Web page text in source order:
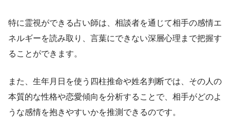
特に霊視ができる占い師は、相談者を通じて相手の感情エ
ネルギーを読み取り、言葉にできない深層心理まで把握す
ることができます。
また、生年月日を使う四柱推命や姓名判断では、その人の
本質的な性格や恋愛傾向を分析することで、相手がどのよ
うな感情を抱きやすいかを推測できるのです。